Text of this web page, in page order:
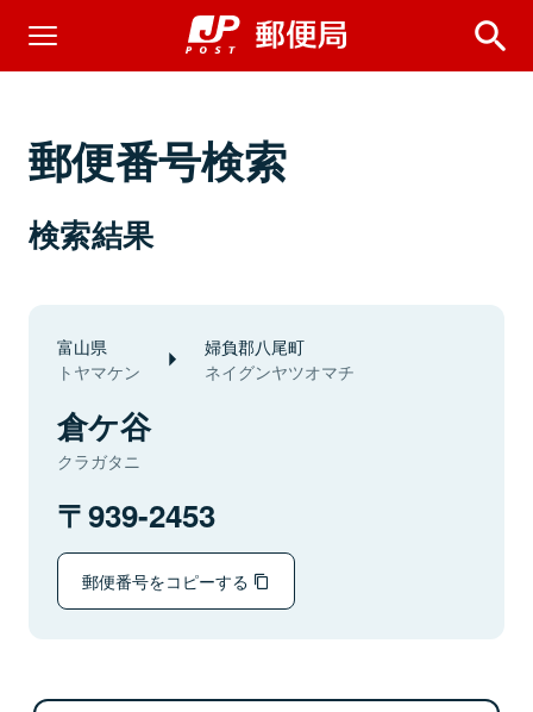
郵便番号検索
検索結果
富山県
トヤマケン
婦負郡八尾町
ネイグンヤツオマチ
倉ケ谷
クラガタニ
939-2453
郵便番号をコピーする